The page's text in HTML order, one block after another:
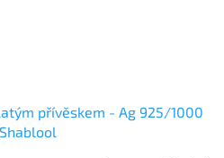
přívěskem - Ag 925/1000